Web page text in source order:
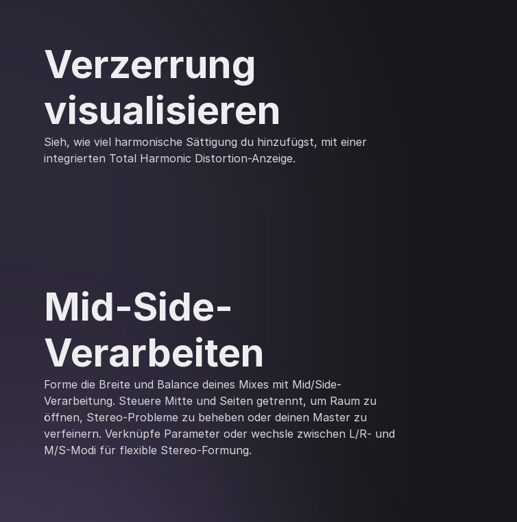
Verzerrung
visualisieren
Sieh, wie viel harmonische Sättigung du hinzufügst, mit einer
integrierten Total Harmonic Distortion-Anzeige.
Mid-Side-
Verarbeiten
Forme die Breite und Balance deines Mixes mit Mid/Side-
Verarbeitung. Steuere Mitte und Seiten getrennt, um Raum zu
öffnen, Stereo-Probleme zu beheben oder deinen Master zu
verfeinern. Verknüpfe Parameter oder wechsle zwischen L/R- und
M/S-Modi für flexible Stereo-Formung.